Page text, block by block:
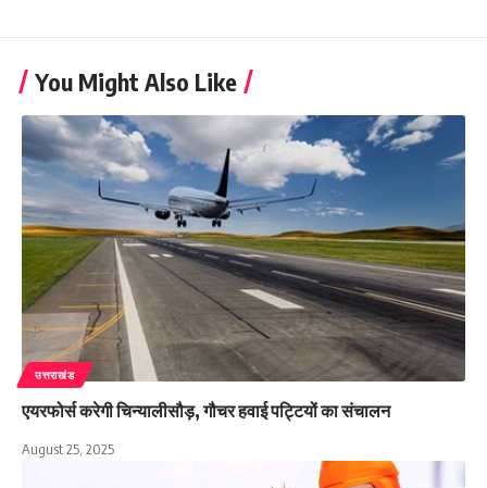
You Might Also Like
उत्तराखंड
एयरफोर्स करेगी चिन्यालीसौड़, गौचर हवाई पट्टियों का संचालन
August 25, 2025